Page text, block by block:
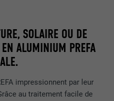
SOLAIRE OU DE
ALUMINIUM PREFA
impressionnent par leur
au traitement facile de